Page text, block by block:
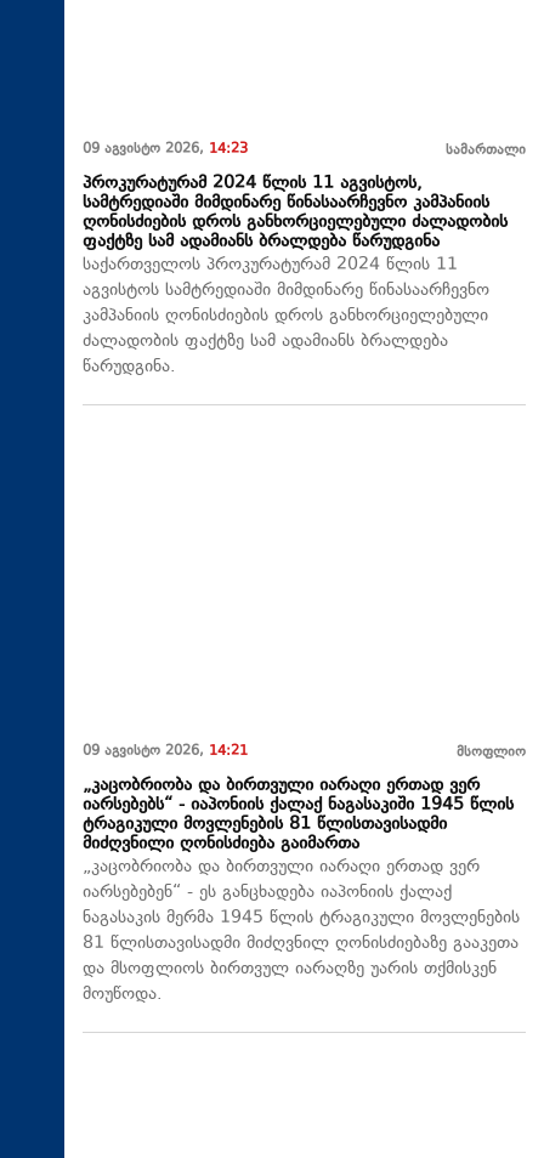
09 აგვისტო 2026, 14:23 სამართალი
პროკურატურამ 2024 წლის 11 აგვისტოს,
სამტრედიაში მიმდინარე წინასაარჩევნო კამპანიის
ღონისძიების დროს განხორციელებული ძალადობის
ფაქტზე სამ ადამიანს ბრალდება წარუდგინა
საქართველოს პროკურატურამ 2024 წლის 11
აგვისტოს სამტრედიაში მიმდინარე წინასაარჩევნო
კამპანიის ღონისძიების დროს განხორციელებული
ძალადობის ფაქტზე სამ ადამიანს ბრალდება
წარუდგინა.
09 აგვისტო 2026, 14:21 მსოფლიო
„კაცობრიობა და ბირთვული იარაღი ერთად ვერ
იარსებებს“ - იაპონიის ქალაქ ნაგასაკიში 1945 წლის
ტრაგიკული მოვლენების 81 წლისთავისადმი
მიძღვნილი ღონისძიება გაიმართა
„კაცობრიობა და ბირთვული იარაღი ერთად ვერ
იარსებებენ“ - ეს განცხადება იაპონიის ქალაქ
ნაგასაკის მერმა 1945 წლის ტრაგიკული მოვლენების
81 წლისთავისადმი მიძღვნილ ღონისძიებაზე გააკეთა
და მსოფლიოს ბირთვულ იარაღზე უარის თქმისკენ
მოუწოდა.